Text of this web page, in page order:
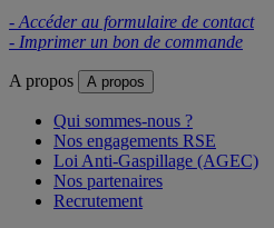
- Accéder au formulaire de contact
- Imprimer un bon de commande
A propos A propos
Qui sommes-nous ?
Nos engagements RSE
Loi Anti-Gaspillage (AGEC)
Nos partenaires
Recrutement